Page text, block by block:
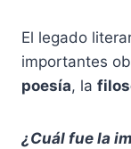
El legado
importantes
poesía, la
¿Cuál fue la